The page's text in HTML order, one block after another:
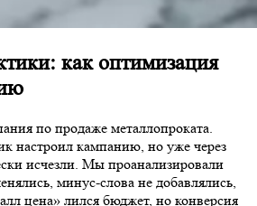
как оптимизация
по продаже металлопроката.
настроил кампанию, но уже через
исчезли. Мы проанализировали
минус-слова не добавлялись,
цена» лился бюджет, но конверсия